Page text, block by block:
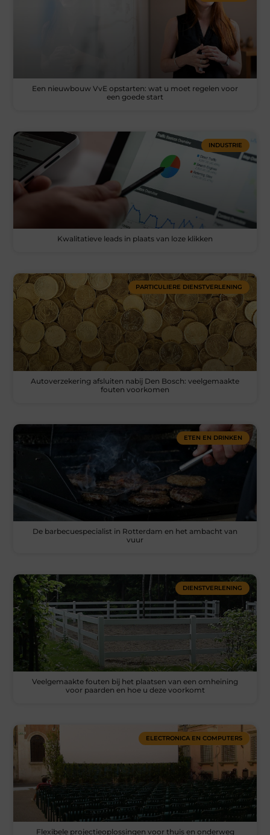
Een nieuwbouw VvE opstarten: wat u moet regelen voor
een goede start
INDUSTRIE
Kwalitatieve leads in plaats van loze klikken
PARTICULIERE DIENSTVERLENING
Autoverzekering afsluiten nabij Den Bosch: veelgemaakte
fouten voorkomen
ETEN EN DRINKEN
De barbecuespecialist in Rotterdam en het ambacht van
vuur
DIENSTVERLENING
Veelgemaakte fouten bij het plaatsen van een omheining
voor paarden en hoe u deze voorkomt
ELECTRONICA EN COMPUTERS
Flexibele projectieoplossingen voor thuis en onderweg